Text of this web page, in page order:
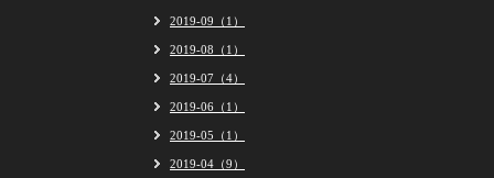
2019-09（1）
2019-08（1）
2019-07（4）
2019-06（1）
2019-05（1）
2019-04（9）